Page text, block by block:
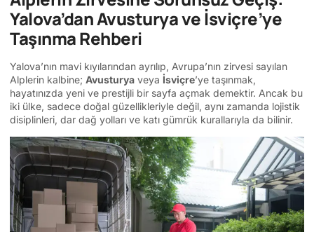
Yalova’dan Avusturya ve İsviçre’ye
Taşınma Rehberi
Yalova’nın mavi kıyılarından ayrılıp, Avrupa’nın zirvesi sayılan
Alplerin kalbine; Avusturya veya İsviçre’ye taşınmak,
hayatınızda yeni ve prestijli bir sayfa açmak demektir. Ancak bu
iki ülke, sadece doğal güzellikleriyle değil, aynı zamanda lojistik
disiplinleri, dar dağ yolları ve katı gümrük kurallarıyla da bilinir.